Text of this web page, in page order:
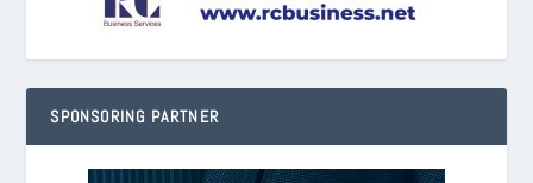
SPONSORING PARTNER